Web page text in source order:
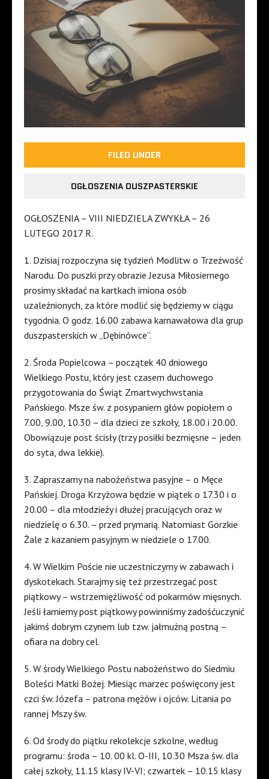
FILED UNDER
OGŁOSZENIA DUSZPASTERSKIE
OGŁOSZENIA – VIII NIEDZIELA ZWYKŁA – 26
LUTEGO 2017 R.
1. Dzisiaj rozpoczyna się tydzień Modlitw o Trzeźwość
Narodu. Do puszki przy obrazie Jezusa Miłosiernego
prosimy składać na kartkach imiona osób
uzależnionych, za które modlić się będziemy w ciągu
tygodnia. O godz. 16.00 zabawa karnawałowa dla grup
duszpasterskich w „Dębinówce”.
2. Środa Popielcowa – początek 40 dniowego
Wielkiego Postu, który jest czasem duchowego
przygotowania do Świąt Zmartwychwstania
Pańskiego. Msze św. z posypaniem głów popiołem o
7.00, 9.00, 10.30 – dla dzieci ze szkoły, 18.00 i 20.00.
Obowiązuje post ścisły (trzy posiłki bezmięsne – jeden
do syta, dwa lekkie).
3. Zapraszamy na nabożeństwa pasyjne – o Męce
Pańskiej. Droga Krzyżowa będzie w piątek o 17.30 i o
20.00 – dla młodzieży i dłużej pracujących oraz w
niedzielę o 6.30. – przed prymarią. Natomiast Gorzkie
Żale z kazaniem pasyjnym w niedziele o 17.00.
4. W Wielkim Poście nie uczestniczymy w zabawach i
dyskotekach. Starajmy się też przestrzegać post
piątkowy – wstrzemięźliwość od pokarmów mięsnych.
Jeśli łamiemy post piątkowy powinniśmy zadośćuczynić
jakimś dobrym czynem lub tzw. jałmużną postną –
ofiara na dobry cel.
5. W środy Wielkiego Postu nabożeństwo do Siedmiu
Boleści Matki Bożej. Miesiąc marzec poświęcony jest
czci św. Józefa – patrona mężów i ojców. Litania po
rannej Mszy św.
6. Od środy do piątku rekolekcje szkolne, według
programu: środa – 10. 00 kl. O-III, 10.30 Msza św. dla
całej szkoły, 11.15 klasy IV-VI; czwartek – 10.15 klasy